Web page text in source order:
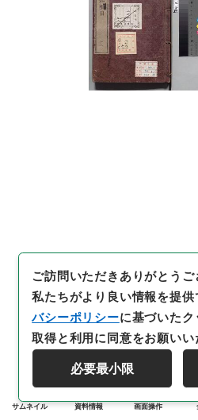
サムネイル 資料情報 画面操作
ご訪問いただきありがとうご
私たちがより良い情報を提供
バシーポリシーに基づいた
取得と利用に同意をお願いい
必要最小限